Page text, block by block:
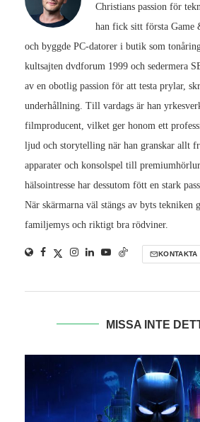
Christians passion för
han fick sitt första Game
och byggde PC-datorer i butik som
kultsajten dvdforum 1999 och sedermera
av en obotlig passion för att testa prylar,
underhållning. Till vardags är han
filmproducent, vilket ger honom ett
ljud och storytelling när han granskar allt
apparater och konsolspel till
hälsointresse har dessutom fött en stark
När skärmarna väl stängs av byts tekniken
familjemys och riktigt bra rödviner.
KONTAKTA
MISSA INTE